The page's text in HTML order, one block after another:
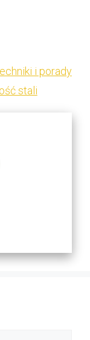
i porady
stali